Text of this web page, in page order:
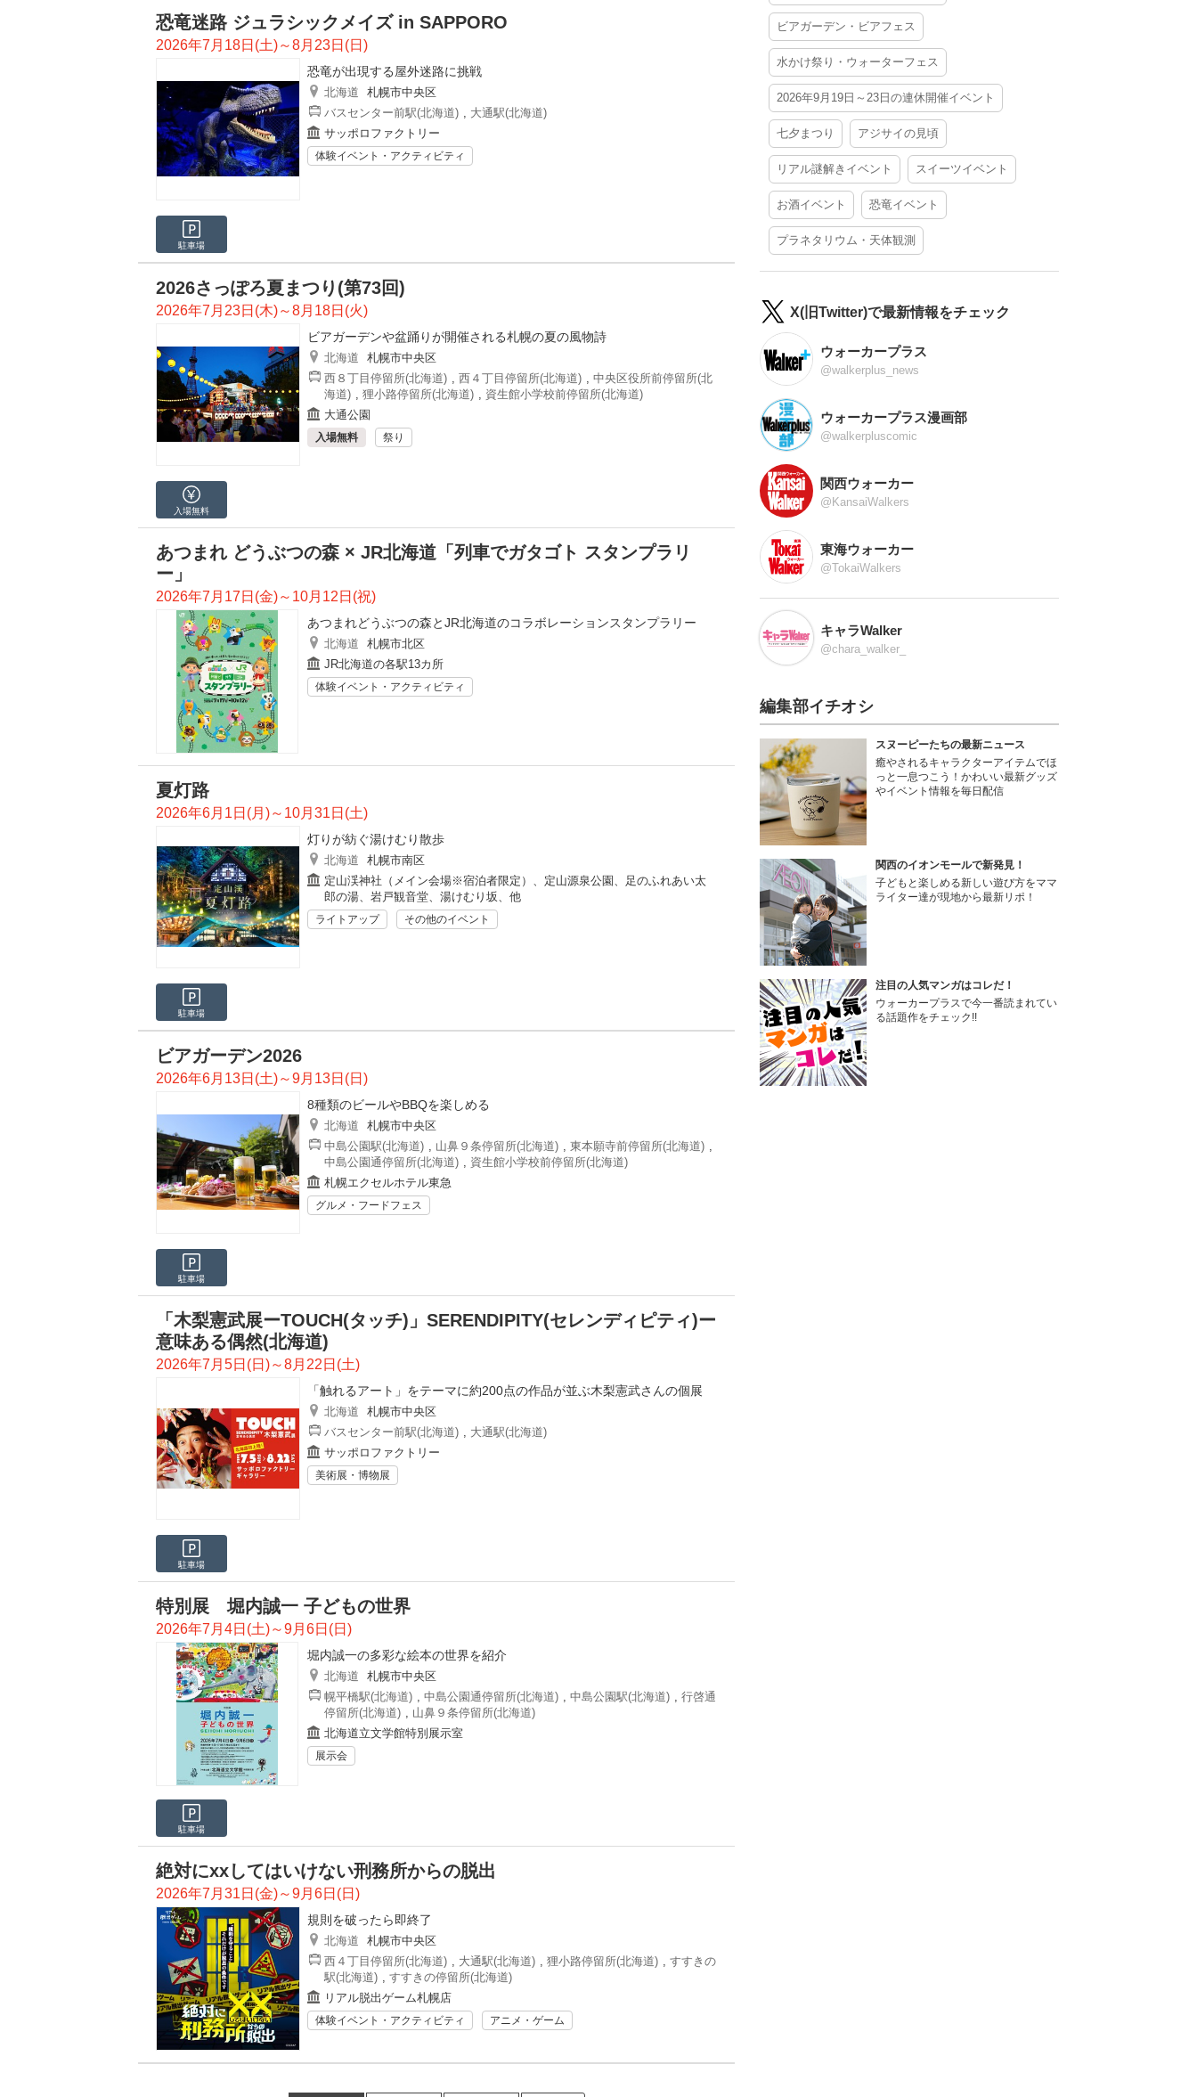
恐竜迷路 ジュラシックメイズ in SAPPORO
2026年7月18日(土)～8月23日(日)
恐竜が出現する屋外迷路に挑戦
北海道
札幌市中央区
バスセンター前駅(北海道) , 大通駅(北海道)
サッポロファクトリー
体験イベント・アクティビティ
駐車場
2026さっぽろ夏まつり(第73回)
2026年7月23日(木)～8月18日(火)
ビアガーデンや盆踊りが開催される札幌の夏の風物詩
北海道
札幌市中央区
西８丁目停留所(北海道) , 西４丁目停留所(北海道) , 中央区役所前停留所(北
海道) , 狸小路停留所(北海道) , 資生館小学校前停留所(北海道)
大通公園
入場無料 祭り
入場無料
あつまれ どうぶつの森 × JR北海道「列車でガタゴト スタンプラリ
ー」
2026年7月17日(金)～10月12日(祝)
あつまれどうぶつの森とJR北海道のコラボレーションスタンプラリー
北海道
札幌市北区
JR北海道の各駅13カ所
体験イベント・アクティビティ
夏灯路
2026年6月1日(月)～10月31日(土)
灯りが紡ぐ湯けむり散歩
北海道
札幌市南区
定山渓神社（メイン会場※宿泊者限定）、定山源泉公園、足のふれあい太
郎の湯、岩戸観音堂、湯けむり坂、他
ライトアップ その他のイベント
駐車場
ビアガーデン2026
2026年6月13日(土)～9月13日(日)
8種類のビールやBBQを楽しめる
北海道
札幌市中央区
中島公園駅(北海道) , 山鼻９条停留所(北海道) , 東本願寺前停留所(北海道) ,
中島公園通停留所(北海道) , 資生館小学校前停留所(北海道)
札幌エクセルホテル東急
グルメ・フードフェス
駐車場
「木梨憲武展ーTOUCH(タッチ)」SERENDIPITY(セレンディピティ)ー
意味ある偶然(北海道)
2026年7月5日(日)～8月22日(土)
「触れるアート」をテーマに約200点の作品が並ぶ木梨憲武さんの個展
北海道
札幌市中央区
バスセンター前駅(北海道) , 大通駅(北海道)
サッポロファクトリー
美術展・博物展
駐車場
特別展 堀内誠一 子どもの世界
2026年7月4日(土)～9月6日(日)
堀内誠一の多彩な絵本の世界を紹介
北海道
札幌市中央区
幌平橋駅(北海道) , 中島公園通停留所(北海道) , 中島公園駅(北海道) , 行啓通
停留所(北海道) , 山鼻９条停留所(北海道)
北海道立文学館特別展示室
展示会
駐車場
絶対にxxしてはいけない刑務所からの脱出
2026年7月31日(金)～9月6日(日)
規則を破ったら即終了
北海道
札幌市中央区
西４丁目停留所(北海道) , 大通駅(北海道) , 狸小路停留所(北海道) , すすきの
駅(北海道) , すすきの停留所(北海道)
リアル脱出ゲーム札幌店
体験イベント・アクティビティ アニメ・ゲーム
ビアガーデン・ビアフェス
水かけ祭り・ウォーターフェス
2026年9月19日～23日の連休開催イベント
七夕まつり アジサイの見頃
リアル謎解きイベント スイーツイベント
お酒イベント 恐竜イベント
プラネタリウム・天体観測
X(旧Twitter)で最新情報をチェック
ウォーカープラス
@walkerplus_news
ウォーカープラス漫画部
@walkerpluscomic
関西ウォーカー
@KansaiWalkers
東海ウォーカー
@TokaiWalkers
キャラWalker
@chara_walker_
編集部イチオシ
スヌーピーたちの最新ニュース
癒やされるキャラクターアイテムでほ
っと一息つこう！かわいい最新グッズ
やイベント情報を毎日配信
関西のイオンモールで新発見！
子どもと楽しめる新しい遊び方をママ
ライター達が現地から最新リポ！
注目の人気マンガはコレだ！
ウォーカープラスで今一番読まれてい
る話題作をチェック!!